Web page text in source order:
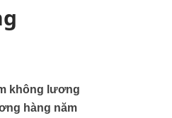
không lương
hàng năm